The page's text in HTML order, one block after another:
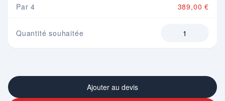
Par 4 389,00 €
Quantité souhaitée
Ajouter au devis